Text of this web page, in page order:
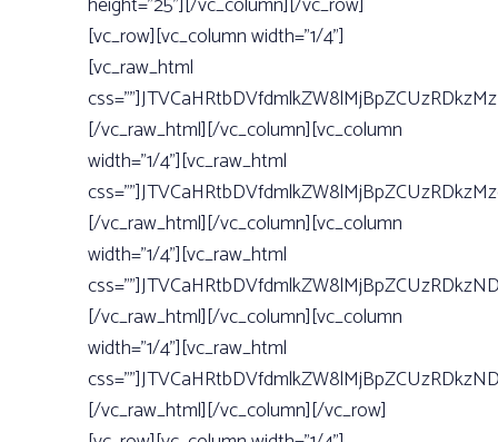
[vc_row][vc_column width=”1/4”]
[vc_raw_html
[/vc_raw_html][/vc_column][vc_column
width=”1/4”][vc_raw_html
[/vc_raw_html][/vc_column][vc_column
width=”1/4”][vc_raw_html
[/vc_raw_html][/vc_column][vc_column
width=”1/4”][vc_raw_html
[/vc_raw_html][/vc_column][/vc_row]